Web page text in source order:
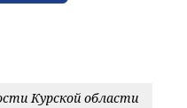
Курской области